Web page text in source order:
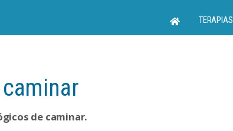
TERAPIAS
de caminar.